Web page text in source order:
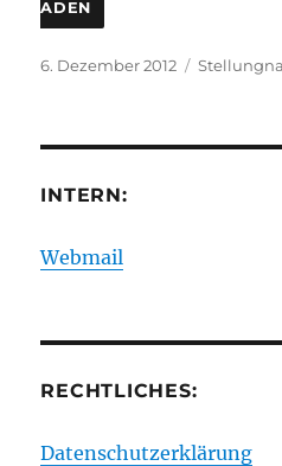
ADEN
Veröffentlicht
6. Dezember 2012 Kategorien
INTERN:
Webmail
RECHTLICHES:
Datenschutzerklärung